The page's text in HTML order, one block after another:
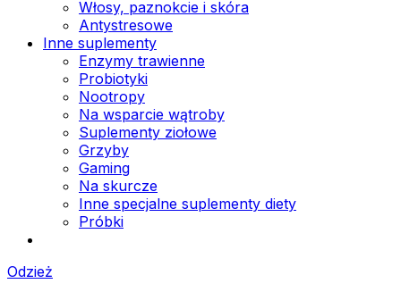
Włosy, paznokcie i skóra
Antystresowe
Inne suplementy
Enzymy trawienne
Probiotyki
Nootropy
Na wsparcie wątroby
Suplementy ziołowe
Grzyby
Gaming
Na skurcze
Inne specjalne suplementy diety
Próbki
Odzież